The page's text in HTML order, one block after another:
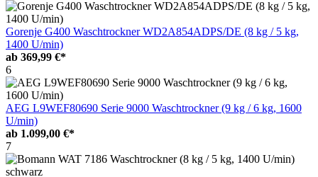
Gorenje G400 Waschtrockner WD2A854ADPS/DE (8 kg / 5 kg,
1400 U/min)
ab 369,99 €*
6
AEG L9WEF80690 Serie 9000 Waschtrockner (9 kg / 6 kg, 1600
U/min)
ab 1.099,00 €*
7